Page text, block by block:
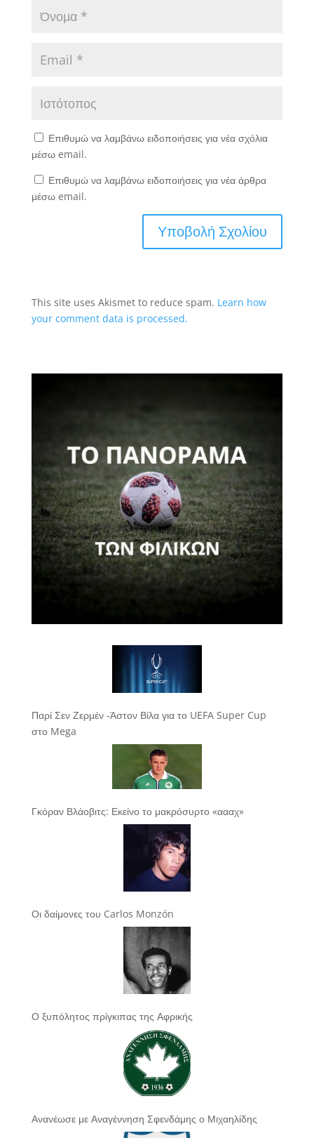
Επιθυμώ να λαμβάνω ειδοποιήσεις για νέα σχόλια
μέσω email.
Επιθυμώ να λαμβάνω ειδοποιήσεις για νέα άρθρα
μέσω email.
This site uses Akismet to reduce spam. Learn how
your comment data is processed.
Παρί Σεν Ζερμέν -Άστον Βίλα για το UEFA Super Cup
στο Mega
Γκόραν Βλάοβιτς: Εκείνο το μακρόσυρτο «αααχ»
Οι δαίμονες του Carlos Monzón
Ο ξυπόλητος πρίγκιπας της Αφρικής
Ανανέωσε με Αναγέννηση Σφενδάμης ο Μιχαηλίδης